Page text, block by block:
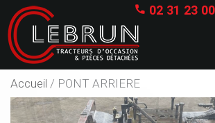
 02 31 23
Accueil / PONT ARRIERE